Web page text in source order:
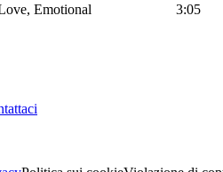
Emotional 3:05